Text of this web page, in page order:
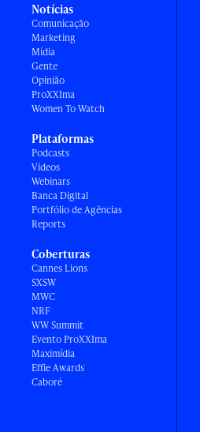
Notícias
Comunicação
Marketing
Mídia
Gente
Opinião
ProXXIma
Women To Watch
Plataformas
Podcasts
Vídeos
Webinars
Banca Digital
Portfólio de Agências
Reports
Coberturas
Cannes Lions
SXSW
MWC
NRF
WW Summit
Evento ProXXIma
Maximídia
Effie Awards
Caboré